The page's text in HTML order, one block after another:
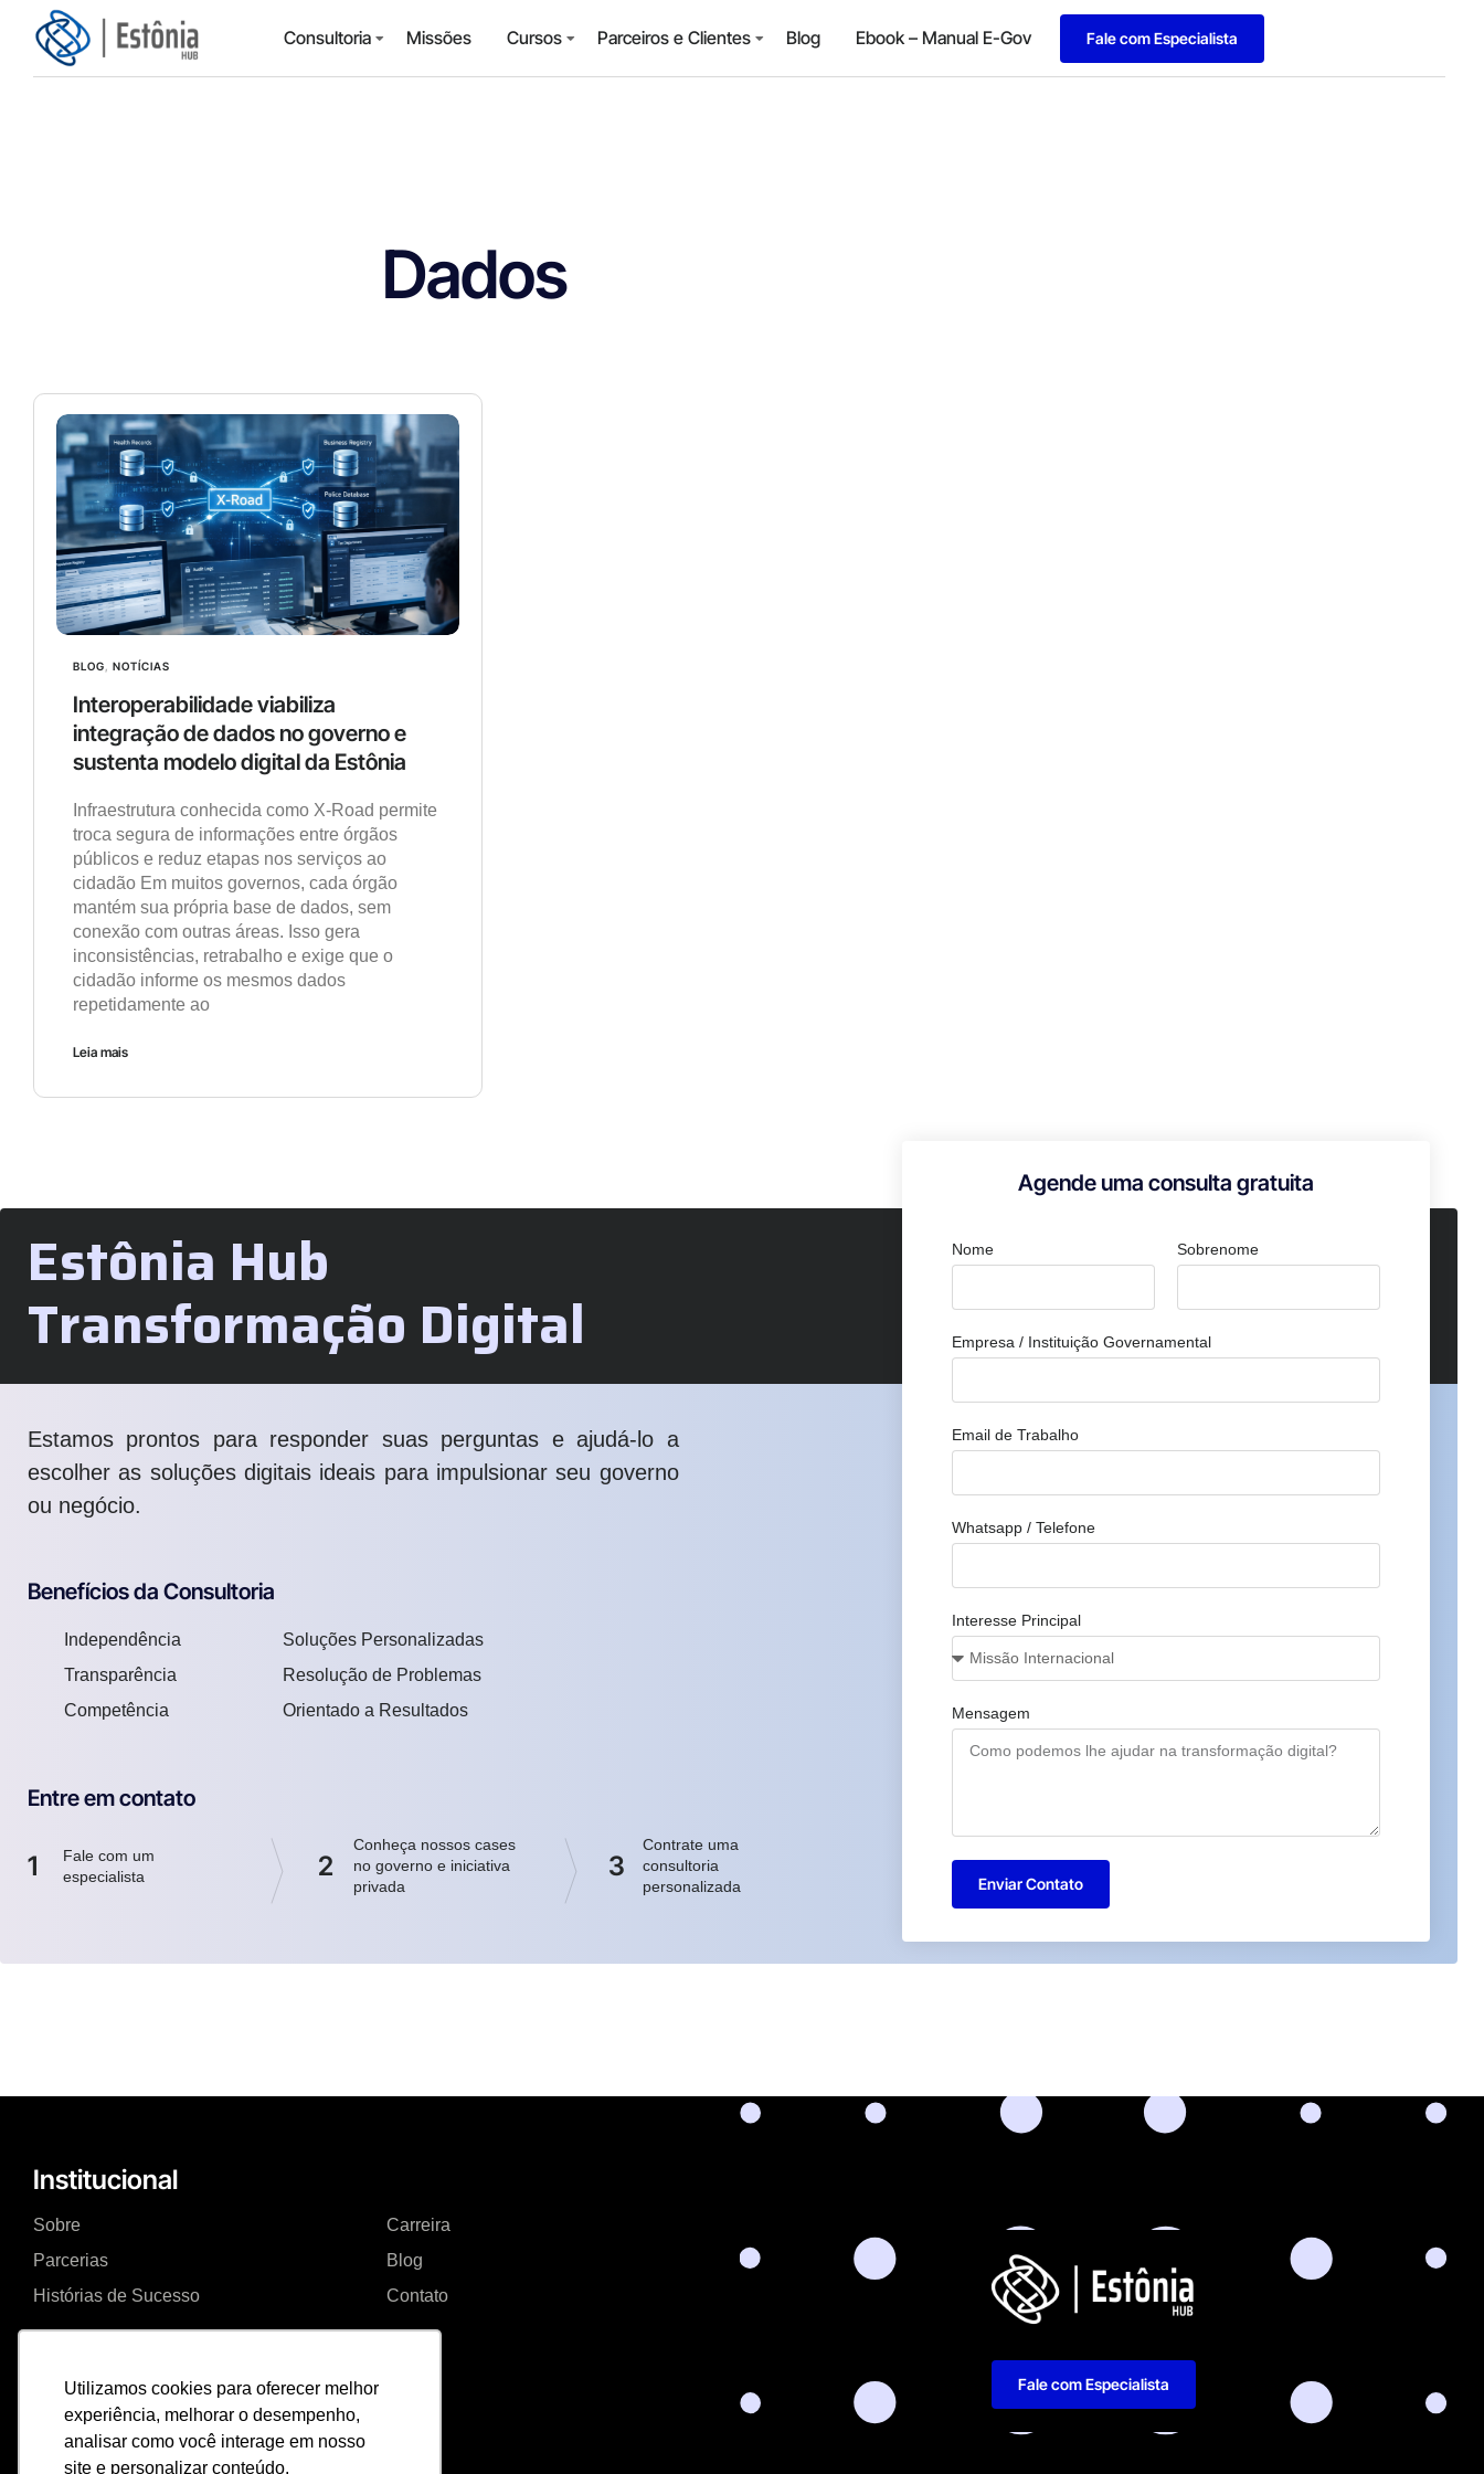
Utilizamos cookies para oferecer melhor
experiência, melhorar o desempenho,
analisar como você interage em nosso
site e personalizar conteúdo.
Consultoria Missões Cursos Parceiros e Clientes Blog Ebook – Manual E-Gov Fale com Especialista
Dados
BLOG NOTÍCIAS
Interoperabilidade viabiliza
integração de dados no governo e
sustenta modelo digital da Estônia
Infraestrutura conhecida como X-Road permite
troca segura de informações entre órgãos
públicos e reduz etapas nos serviços ao
cidadão Em muitos governos, cada órgão
mantém sua própria base de dados, sem
conexão com outras áreas. Isso gera
inconsistências, retrabalho e exige que o
cidadão informe os mesmos dados
repetidamente ao
Leia mais
Estônia Hub
Transformação Digital
Estamos prontos para responder suas perguntas e ajudá-lo a
escolher as soluções digitais ideais para impulsionar seu governo
ou negócio.
Benefícios da Consultoria
Independência
Transparência
Competência
Soluções Personalizadas
Resolução de Problemas
Orientado a Resultados
Entre em contato
1
Fale com um
especialista
2
Conheça nossos cases
no governo e iniciativa
privada
3
Contrate uma
consultoria
personalizada
Agende uma consulta gratuita
Nome Sobrenome
Empresa / Instituição Governamental
Email de Trabalho
Whatsapp / Telefone
Interesse Principal
Mensagem
Enviar Contato
Institucional
Sobre
Parcerias
Histórias de Sucesso
Carreira
Blog
Contato
Consultoria Governo Digital
Missões
Fale com Especialista